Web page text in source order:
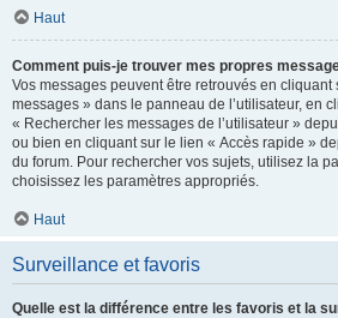
Haut
Comment puis-je trouver mes propres
Vos messages peuvent être retrouvés en cliquant
messages » dans le panneau de l’utilisateur, en
« Rechercher les messages de l’utilisateur »
ou bien en cliquant sur le lien « Accès rapide »
du forum. Pour rechercher vos sujets, utilisez la
choisissez les paramètres appropriés.
Haut
Surveillance et favoris
Quelle est la différence entre les favoris et la